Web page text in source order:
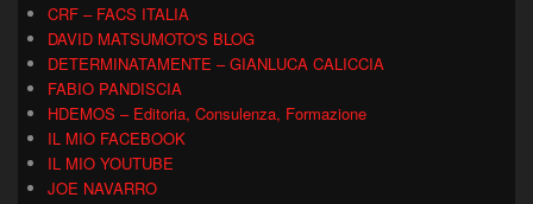
CRF – FACS ITALIA
DAVID MATSUMOTO'S BLOG
DETERMINATAMENTE – GIANLUCA CALICCIA
FABIO PANDISCIA
HDEMOS – Editoria, Consulenza, Formazione
IL MIO FACEBOOK
IL MIO YOUTUBE
JOE NAVARRO